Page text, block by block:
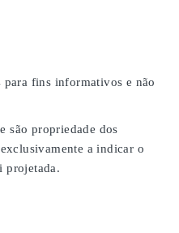
para fins informativos e não
são propriedade dos
a indicar o
projetada.